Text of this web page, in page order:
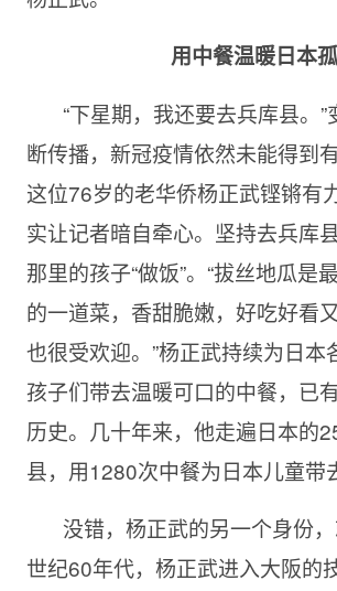
用中餐温暖日本
“下星期，我还要去兵库县。
断传播，新冠疫情依然未能得到
这位76岁的老华侨杨正武铿锵有
实让记者暗自牵心。坚持去兵库
那里的孩子“做饭”。“拔丝地瓜是
的一道菜，香甜脆嫩，好吃好看
也很受欢迎。”杨正武持续为日本
孩子们带去温暖可口的中餐，已
历史。几十年来，他走遍日本的
县，用1280次中餐为日本儿童带
没错，杨正武的另一个身份
世纪60年代，杨正武进入大阪的